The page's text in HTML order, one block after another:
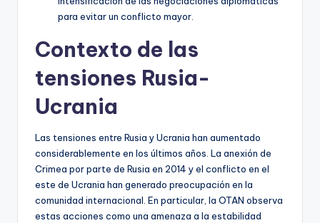
para evitar un conflicto mayor.
Contexto de las
tensiones Rusia-
Ucrania
Las tensiones entre Rusia y Ucrania han aumentado
considerablemente en los últimos años. La anexión de
Crimea por parte de Rusia en 2014 y el conflicto en el
este de Ucrania han generado preocupación en la
comunidad internacional. En particular, la OTAN observa
estas acciones como una amenaza a la estabilidad